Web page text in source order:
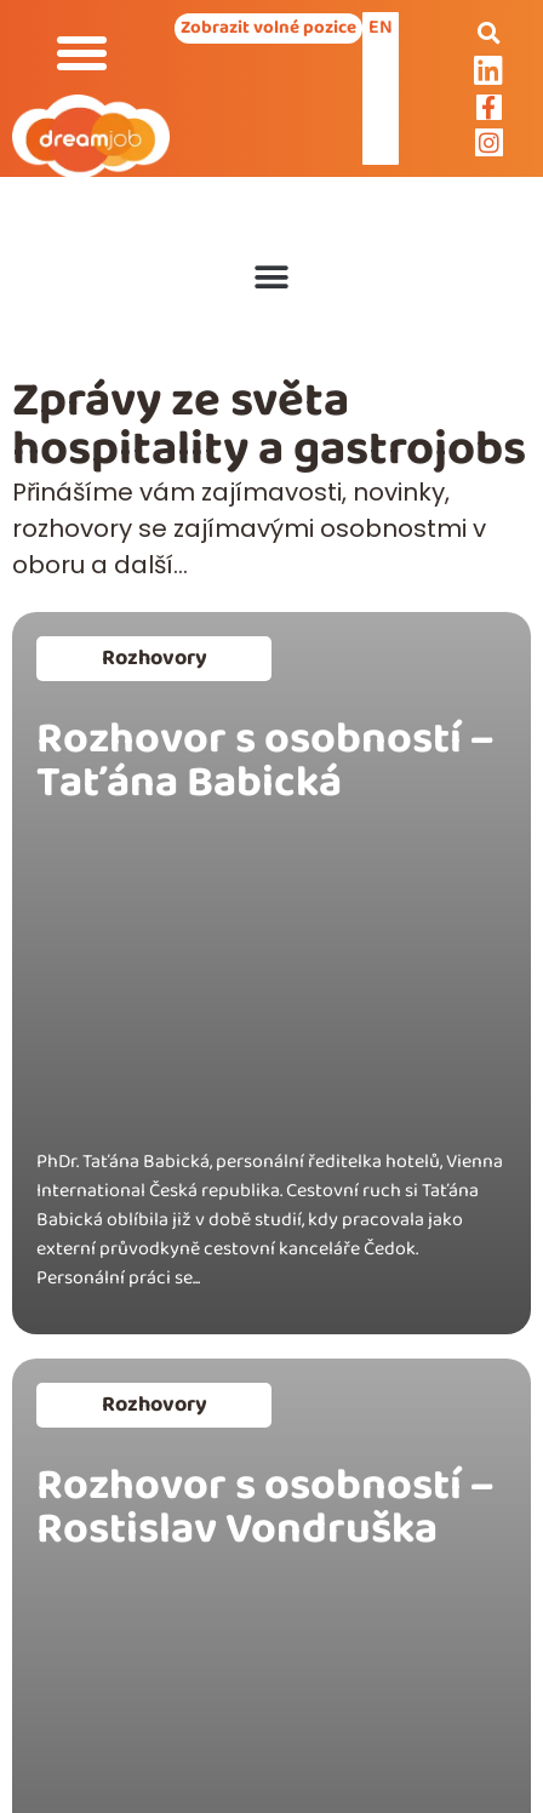
Zobrazit volné pozice EN
Zprávy ze světa
hospitality a gastrojobs
Přinášíme vám zajímavosti, novinky,
rozhovory se zajímavými osobnostmi v
oboru a další…
Rozhovory
Rozhovor s osobností –
Taťána Babická
PhDr. Taťána Babická, personální ředitelka hotelů, Vienna
International Česká republika. Cestovní ruch si Taťána
Babická oblíbila již v dobĕ studií, kdy pracovala jako
externí průvodkynĕ cestovní kanceláře Čedok.
Personální práci se...
Rozhovory
Rozhovor s osobností –
Rostislav Vondruška